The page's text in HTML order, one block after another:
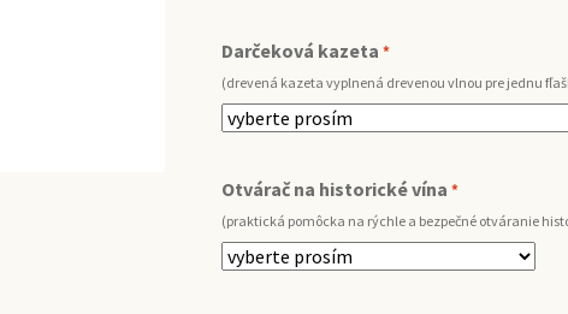
Darčeková kazeta *
(drevená kazeta vyplnená drevenou vlnou pre jednu
Otvárač na historické vína *
(praktická pomôcka na rýchle a bezpečné otváranie